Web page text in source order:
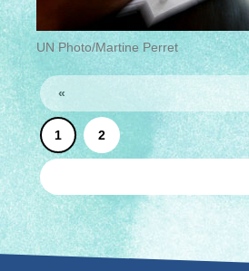
UN Photo/Martine Perret
«
1 2